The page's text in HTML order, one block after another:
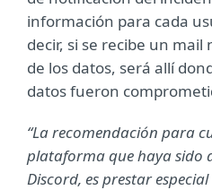
información para cada
decir, si se recibe un
de los datos, será allí
datos fueron
“La recomendación para
plataforma que haya sido
Discord, es prestar